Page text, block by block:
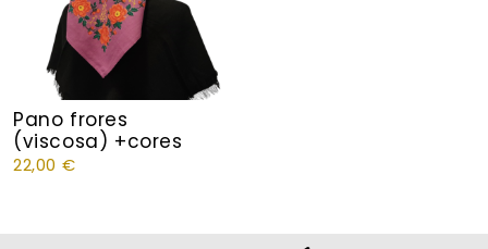
Pano frores
(viscosa) +cores
22,00 €